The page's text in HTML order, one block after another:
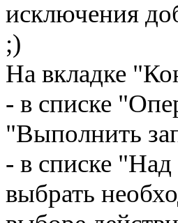
исключения
;)
На вкладке
- в списке
"Выполнить
- в списке
выбрать